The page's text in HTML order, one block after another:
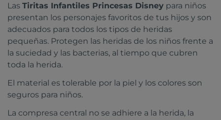
Las Tiritas Infantiles Princesas Disney para niños
presentan los personajes favoritos de tus hijos y son
adecuados para todos los tipos de heridas
pequeñas. Protegen las heridas de los niños frente a
la suciedad y las bacterias, al tiempo que cubren
toda la herida.
El material es tolerable por la piel y los colores son
seguros para niños.
La compresa central no se adhiere a la herida, la